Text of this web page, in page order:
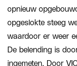
opnieuw
opgeslokte steeg
waardoor er weer
De belending is
ingemeten. Door